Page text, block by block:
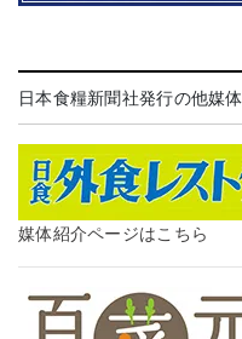
日本食糧新聞社発行の他媒
媒体紹介ページはこちら